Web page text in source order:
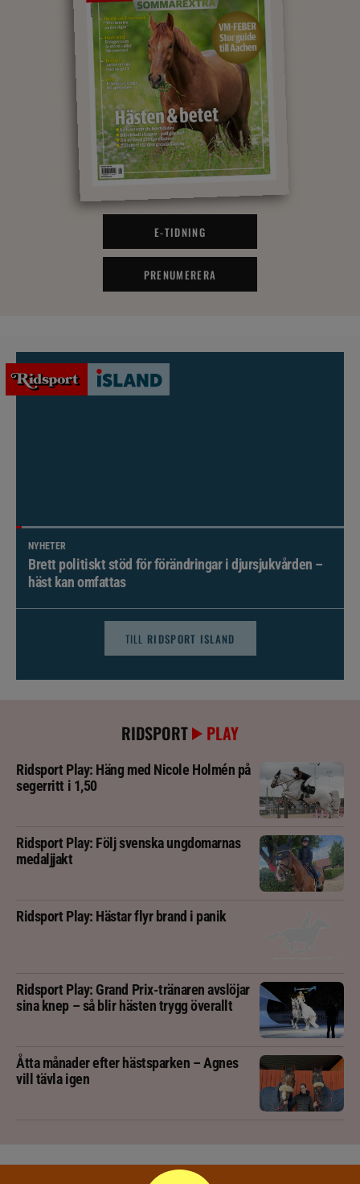
E-TIDNING
PRENUMERERA
NYHETER
Brett politiskt stöd för förändringar i djursjukvården –
häst kan omfattas
TILL RIDSPORT ISLAND
RIDSPORT PLAY
Ridsport Play: Häng med Nicole Holmén på
segerritt i 1,50
Ridsport Play: Följ svenska ungdomarnas
medaljjakt
Ridsport Play: Hästar flyr brand i panik
Ridsport Play: Grand Prix-tränaren avslöjar
sina knep – så blir hästen trygg överallt
Åtta månader efter hästsparken – Agnes
vill tävla igen